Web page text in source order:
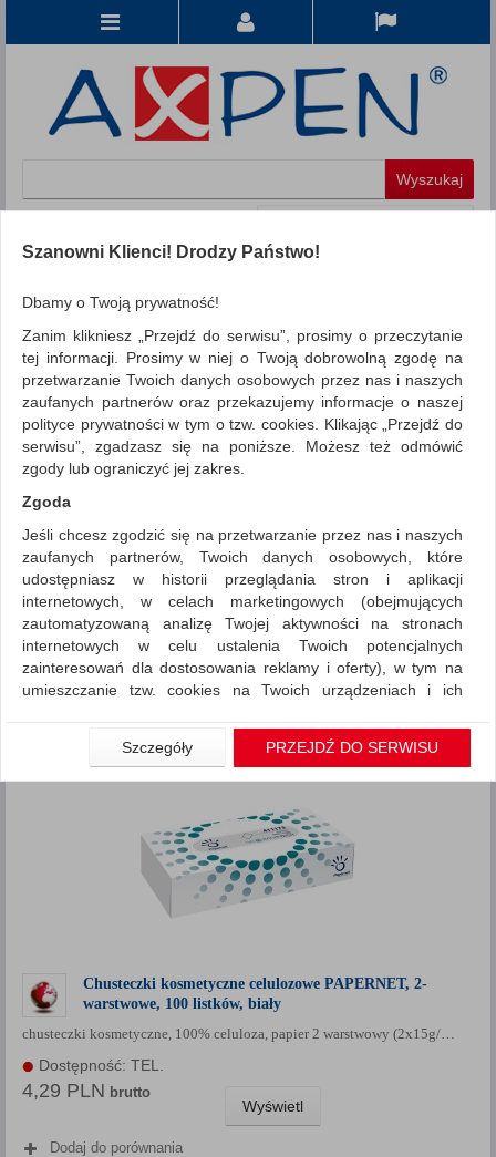
WSZYSTKIE KATEGORIE
FILTRY
Więcej
REKLAMA
AKTUALNOŚCI
Artykuły higieniczne i dozowniki
Ręczniki papierowe i
dozowniki
ZNALEZIONYCH PRODUKTÓW: 4 Porównaj (0)
Sortuj po Standardowe
Siatka Lista
Chusteczki kosmetyczne celulozowe PAPERNET, 2-
warstwowe, 100 listków, biały
chusteczki kosmetyczne, 100% celuloza, papier 2 warstwowy (2x15g/…
Dostępność: TEL.
4,29 PLN brutto
Wyświetl
Dodaj do porównania
Szanowni Klienci! Drodzy Państwo!
Dbamy o Twoją prywatność!
Zanim klikniesz „Przejdź do serwisu”, prosimy o przeczytanie
tej informacji. Prosimy w niej o Twoją dobrowolną zgodę na
przetwarzanie Twoich danych osobowych przez nas i naszych
zaufanych partnerów oraz przekazujemy informacje o naszej
polityce prywatności w tym o tzw. cookies. Klikając „Przejdź do
serwisu”, zgadzasz się na poniższe. Możesz też odmówić
zgody lub ograniczyć jej zakres.
Zgoda
Jeśli chcesz zgodzić się na przetwarzanie przez nas i naszych
zaufanych partnerów, Twoich danych osobowych, które
udostępniasz w historii przeglądania stron i aplikacji
internetowych, w celach marketingowych (obejmujących
zautomatyzowaną analizę Twojej aktywności na stronach
internetowych w celu ustalenia Twoich potencjalnych
zainteresowań dla dostosowania reklamy i oferty), w tym na
umieszczanie tzw. cookies na Twoich urządzeniach i ich
Jeśli nie chcesz wyrazić zgody lub ograniczyć jej zakres, kliknij
„Szczegóły”, gdzie znajdziesz wszelkie informacje o tym jak to
naszą polityką prywatności obowiązującą od 25 maja 2018.
W przypadku użytkowników zalogowanych, aby umożliwić
prawidłową realizację Umowy z Państwem i związane z tym
prawidłowe działanie naszej strony www, a w szczególności
np. wysłanie potwierdzenia zamówienia na Państwa email lub
zgoda której udzieliliście podczas zakładania konta.
Każda Państwa zgoda jest dobrowolna i można ją w dowolnym
momencie wycofać.
Polityka prywatności (rozwiń)
Klauzula Informacyjna (rozwiń)
Lista Zaufanych Partnerów (rozwiń)
Szczegóły PRZEJDŹ DO SERWISU